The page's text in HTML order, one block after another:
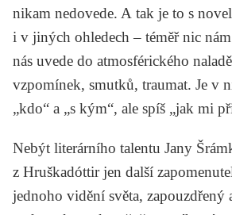
nikam nedovede. A tak je to s
i v jiných ohledech – téměř nic
nás uvede do atmosférického
vzpomínek, smutků, traumat. Je v
„kdo“ a „s kým“, ale spíš „jak mi
Nebýt literárního talentu Jany
z Hruškadóttir jen další
jednoho vidění světa, zapouzdřený